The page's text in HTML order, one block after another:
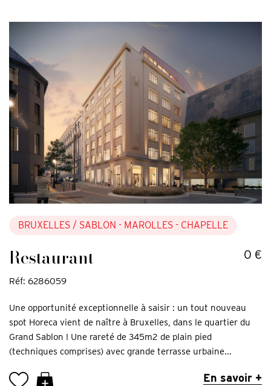
BRUXELLES / SABLON - MAROLLES - CHAPELLE
Restaurant 0 €
Réf: 6286059
Une opportunité exceptionnelle à saisir : un tout nouveau
spot Horeca vient de naître à Bruxelles, dans le quartier du
Grand Sablon ! Une rareté de 345m2 de plain pied
(techniques comprises) avec grande terrasse urbaine...
En savoir +